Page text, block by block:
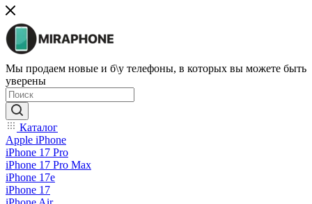
Мы продаем новые и б\у телефоны, в которых вы можете быть
уверены
Каталог
Apple iPhone
iPhone 17 Pro
iPhone 17 Pro Max
iPhone 17e
iPhone 17